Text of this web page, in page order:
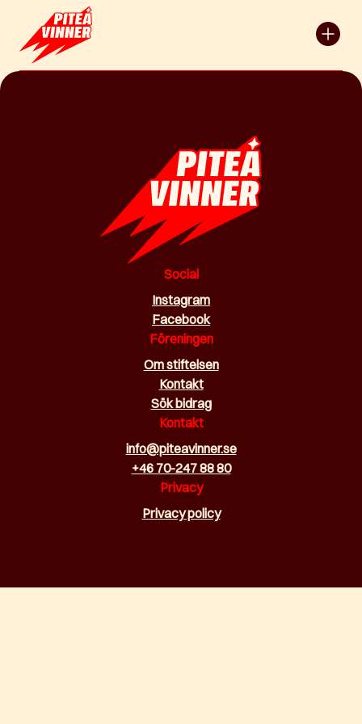
Social
Instagram
Facebook
Föreningen
Om stiftelsen
Kontakt
Sök bidrag
Kontakt
info@piteavinner.se
+46 70-247 88 80
Privacy
Privacy policy